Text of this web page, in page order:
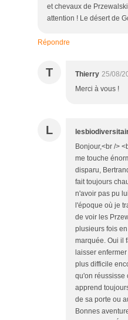
et chevaux de
attention ! Le désert de
Répondre
T Thierry 25/08/
Merci à vous !
L
Bonjour,<br />
me touche
disparu,
fait toujours
n'avoir pas pu
l'époque où je
de voir les
plusieurs fois
marquée. Oui il
laisser
plus difficile
qu'on réussisse
apprend
de sa porte ou
Bonnes